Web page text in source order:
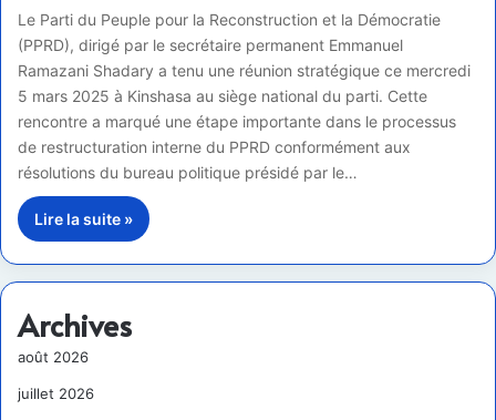
Le Parti du Peuple pour la Reconstruction et la Démocratie
(PPRD), dirigé par le secrétaire permanent Emmanuel
Ramazani Shadary a tenu une réunion stratégique ce mercredi
5 mars 2025 à Kinshasa au siège national du parti. Cette
rencontre a marqué une étape importante dans le processus
de restructuration interne du PPRD conformément aux
résolutions du bureau politique présidé par le…
Lire la suite »
Archives
août 2026
juillet 2026